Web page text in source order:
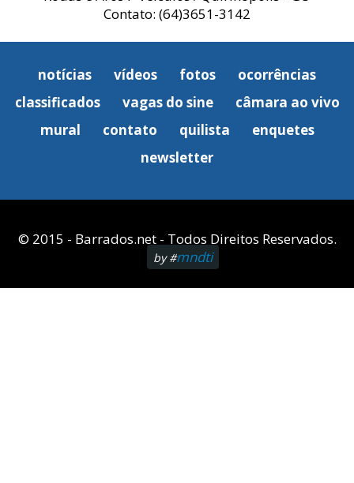
Contato: (64)3651-3142
notícias vídeos fotos
ocorrências
classificados
vagas do sine
câmara ao vivo
mural
contato quilista
enquetes
newsletter
© 2015 - Barrados.net - Todos Direitos Reservados.
by #mndti